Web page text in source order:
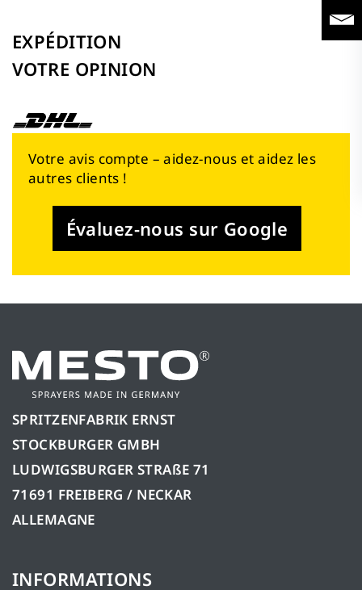
EXPÉDITION
VOTRE OPINION
Votre avis compte – aidez-nous et aidez les
autres clients !
Évaluez-nous sur Google
SPRITZENFABRIK ERNST
STOCKBURGER GMBH
LUDWIGSBURGER STRAßE 71
71691 FREIBERG / NECKAR
ALLEMAGNE
INFORMATIONS